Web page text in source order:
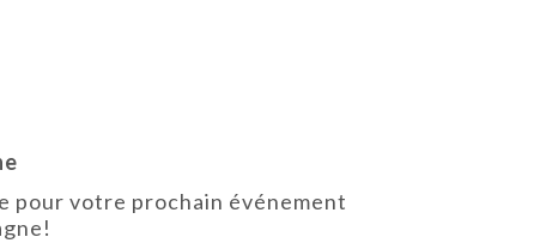
pour votre prochain événement